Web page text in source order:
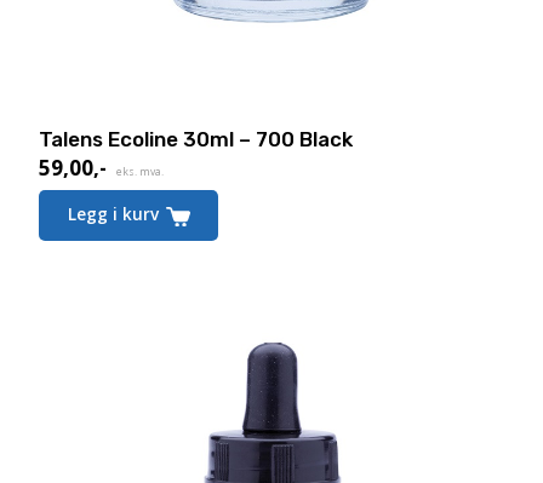
Talens Ecoline 30ml – 700 Black
59,00,- eks. mva.
Legg i kurv